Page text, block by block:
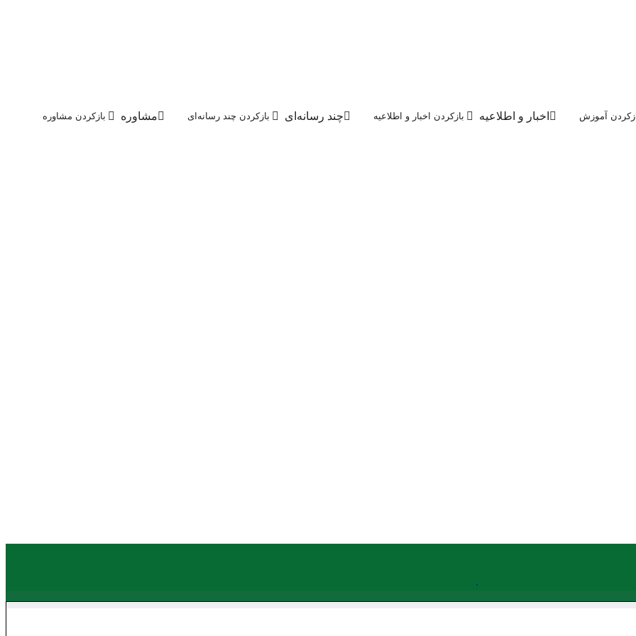
آموزش اخبار و اطلاعیه بازکردن اخبار و اطلاعیه چند رسانه‌ای بازکردن چند رسانه‌ای مشاوره بازکردن مشاوره